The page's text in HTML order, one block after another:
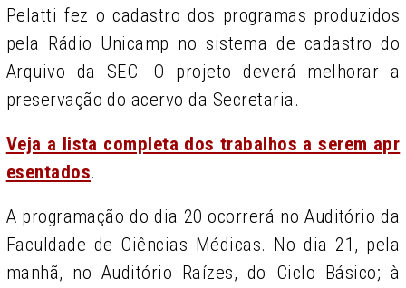
Pelatti fez o cadastro dos programas produzidos
pela Rádio Unicamp no sistema de cadastro do
Arquivo da SEC. O projeto deverá melhorar a
preservação do acervo da Secretaria.
Veja a lista completa dos trabalhos a serem apr
esentados.
A programação do dia 20 ocorrerá no Auditório da
Faculdade de Ciências Médicas. No dia 21, pela
manhã, no Auditório Raízes, do Ciclo Básico; à